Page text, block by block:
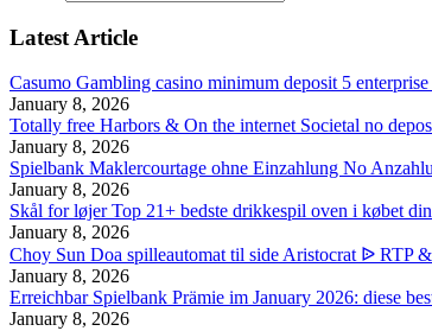
Latest Article
Casumo Gambling casino minimum deposit 5
January 8, 2026
Totally free Harbors & On the internet Societal no
January 8, 2026
Spielbank Maklercourtage ohne Einzahlung No
January 8, 2026
Skål for løjer Top 21+ bedste drikkespil oven i købet
January 8, 2026
Choy Sun Doa spilleautomat til side Aristocrat ᐉ RTP
January 8, 2026
Erreichbar Spielbank Prämie im January 2026: diese
January 8, 2026